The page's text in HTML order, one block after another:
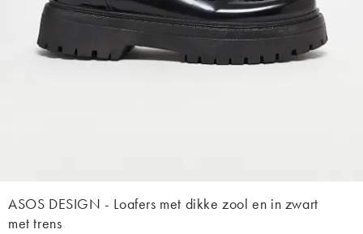
ASOS DESIGN - Loafers met dikke zool en in zwart
met trens